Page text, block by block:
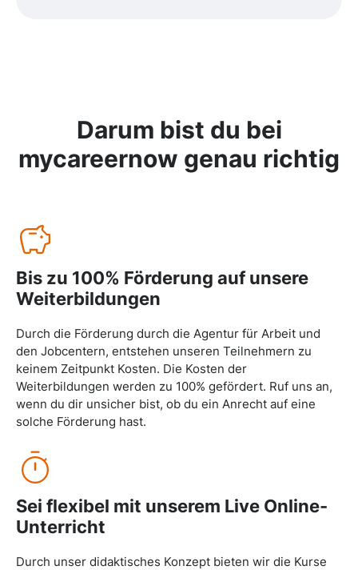
Darum bist du bei
mycareernow genau richtig
Bis zu 100% Förderung auf unsere
Weiterbildungen
Durch die Förderung durch die Agentur für Arbeit und
den Jobcentern, entstehen unseren Teilnehmern zu
keinem Zeitpunkt Kosten. Die Kosten der
Weiterbildungen werden zu 100% gefördert. Ruf uns an,
wenn du dir unsicher bist, ob du ein Anrecht auf eine
solche Förderung hast.
Sei flexibel mit unserem Live Online-
Unterricht
Durch unser didaktisches Konzept bieten wir die Kurse